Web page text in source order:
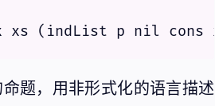
题，用非形式化的语言描述